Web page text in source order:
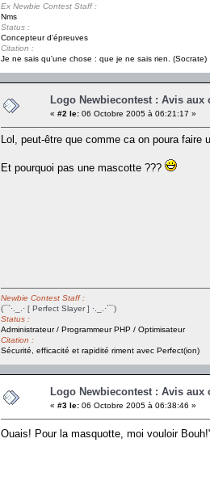
Ex Newbie Contest Staff :
Nms
Status :
Concepteur d'épreuves
Citation :
Je ne sais qu'une chose : que je ne sais rien. (Socrate)
Logo Newbiecontest : Avis aux
« #2 le: 06 Octobre 2005 à 06:21:17 »
Lol, peut-être que comme ca on poura faire
Et pourquoi pas une mascotte ???
Newbie Contest Staff :
(¯`·._.· [ Perfect Slayer ] ·._.·´¯)
Status :
Administrateur / Programmeur PHP / Optimisateur
Citation :
Sécurité, efficacité et rapidité riment avec Perfect(ion)
Logo Newbiecontest : Avis aux
« #3 le: 06 Octobre 2005 à 06:38:46 »
Ouais! Pour la masquotte, moi vouloir